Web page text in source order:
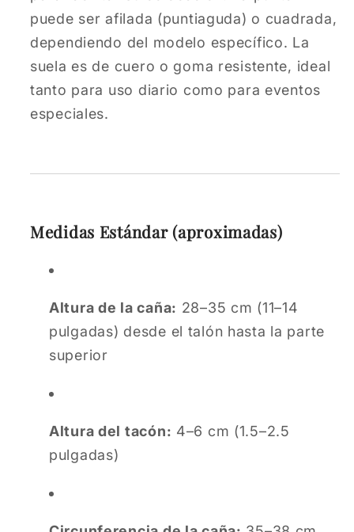
puede ser afilada (puntiaguda) o cuadrada,
dependiendo del modelo específico. La
suela es de cuero o goma resistente, ideal
tanto para uso diario como para eventos
especiales.
Medidas Estándar (aproximadas)
Altura de la caña: 28–35 cm (11–14
pulgadas) desde el talón hasta la parte
superior
Altura del tacón: 4–6 cm (1.5–2.5
pulgadas)